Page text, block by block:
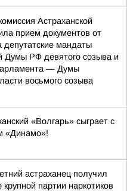
Астраханской
прием документов от
депутатские мандаты
Думы РФ девятого созыва и
— Думы
восьмого созыва
«Волгарь» сыграет с
«Динамо»!
астраханец получил
крупной партии наркотиков